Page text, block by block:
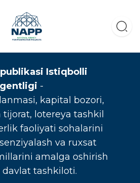
Istiqbolli
-
kapital bozori,
tijorat, lotereya tashkil
faoliyati sohalarini
va ruxsat
amalga oshirish
davlat tashkiloti.